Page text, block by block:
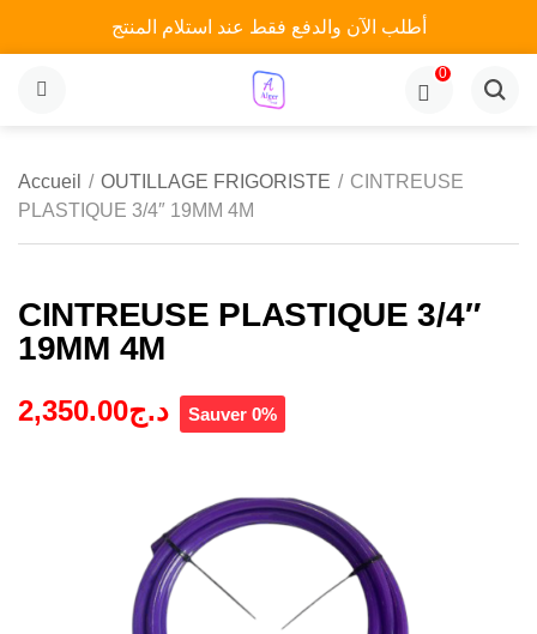
أطلب الآن والدفع فقط عند استلام المنتج
MENU
0
Accueil / OUTILLAGE FRIGORISTE / CINTREUSE
PLASTIQUE 3/4″ 19MM 4M
CINTREUSE PLASTIQUE 3/4″
19MM 4M
د.ج2,350.00 Sauver 0%